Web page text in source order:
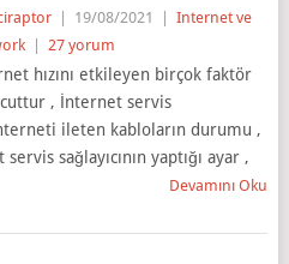
19/08/2021
Internet ve
27 yorum
hızını etkileyen birçok faktör
, İnternet servis
interneti ileten kabloların durumu ,
sağlayıcının yaptığı ayar ,
Devamını Oku